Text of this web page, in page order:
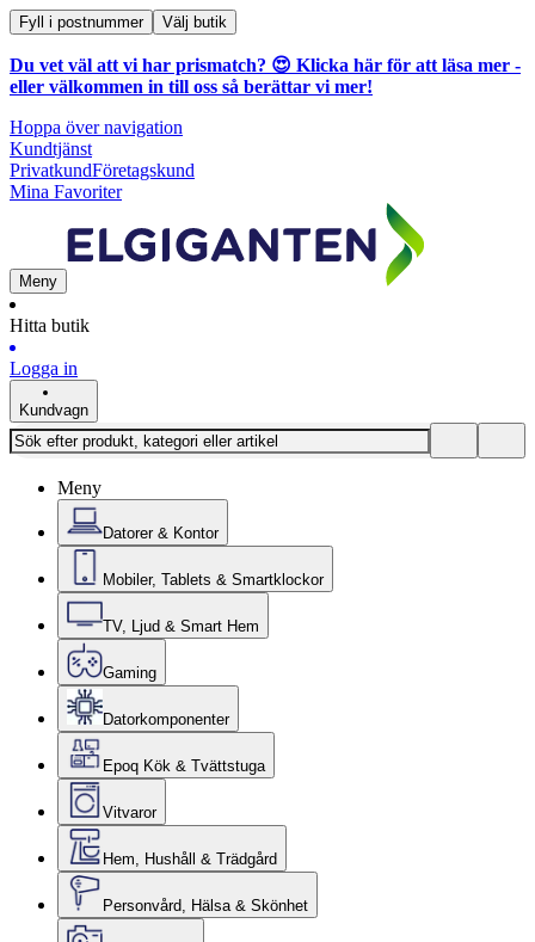
Fyll i postnummer Välj butik
Du vet väl att vi har prismatch? 😍 Klicka här för att läsa mer -
eller välkommen in till oss så berättar vi mer!
Hoppa över navigation
Kundtjänst
PrivatkundFöretagskund
Mina Favoriter
Meny
Hitta butik
Logga in
Kundvagn
Meny
Datorer & Kontor
Mobiler, Tablets & Smartklockor
TV, Ljud & Smart Hem
Gaming
Datorkomponenter
Epoq Kök & Tvättstuga
Vitvaror
Hem, Hushåll & Trädgård
Personvård, Hälsa & Skönhet